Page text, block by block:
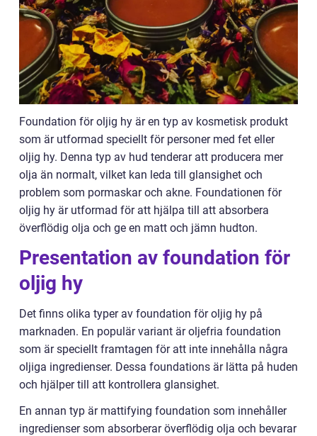
Foundation för oljig hy är en typ av kosmetisk produkt
som är utformad speciellt för personer med fet eller
oljig hy. Denna typ av hud tenderar att producera mer
olja än normalt, vilket kan leda till glansighet och
problem som pormaskar och akne. Foundationen för
oljig hy är utformad för att hjälpa till att absorbera
överflödig olja och ge en matt och jämn hudton.
Presentation av foundation för
oljig hy
Det finns olika typer av foundation för oljig hy på
marknaden. En populär variant är oljefria foundation
som är speciellt framtagen för att inte innehålla några
oljiga ingredienser. Dessa foundations är lätta på huden
och hjälper till att kontrollera glansighet.
En annan typ är mattifying foundation som innehåller
ingredienser som absorberar överflödig olja och bevarar